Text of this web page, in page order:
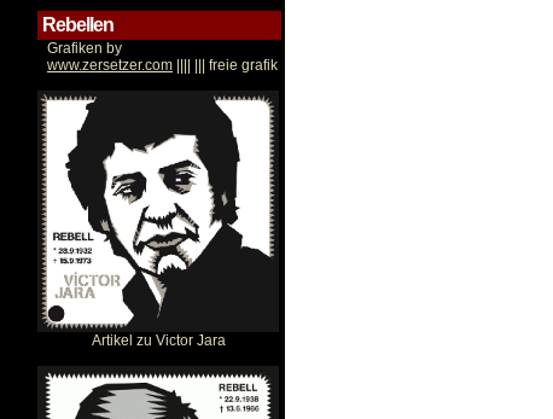
Rebellen
Grafiken by
www.zersetzer.com |||| ||| freie grafik
Artikel zu Victor Jara